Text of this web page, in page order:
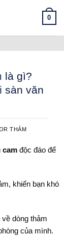
0
là gì?
sàn văn
THẢM
cam độc đáo để
khiến bạn khó
dòng thảm
của mình.